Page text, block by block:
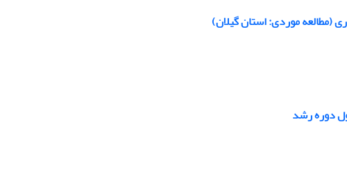
(مطالعه موردی: استان گیلان)
دوره رشد